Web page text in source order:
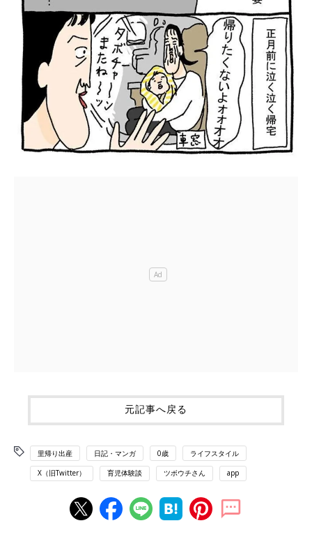
元記事へ戻る
里帰り出産 日記・マンガ 0歳 ライフスタイル
X（旧Twitter） 育児体験談 ツボウチさん app